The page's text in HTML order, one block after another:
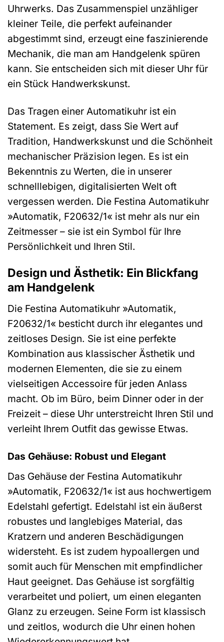
Uhrwerks. Das Zusammenspiel unzähliger
kleiner Teile, die perfekt aufeinander
abgestimmt sind, erzeugt eine faszinierende
Mechanik, die man am Handgelenk spüren
kann. Sie entscheiden sich mit dieser Uhr für
ein Stück Handwerkskunst.
Das Tragen einer Automatikuhr ist ein
Statement. Es zeigt, dass Sie Wert auf
Tradition, Handwerkskunst und die Schönheit
mechanischer Präzision legen. Es ist ein
Bekenntnis zu Werten, die in unserer
schnelllebigen, digitalisierten Welt oft
vergessen werden. Die Festina Automatikuhr
»Automatik, F20632/1« ist mehr als nur ein
Zeitmesser – sie ist ein Symbol für Ihre
Persönlichkeit und Ihren Stil.
Design und Ästhetik: Ein Blickfang
am Handgelenk
Die Festina Automatikuhr »Automatik,
F20632/1« besticht durch ihr elegantes und
zeitloses Design. Sie ist eine perfekte
Kombination aus klassischer Ästhetik und
modernen Elementen, die sie zu einem
vielseitigen Accessoire für jeden Anlass
macht. Ob im Büro, beim Dinner oder in der
Freizeit – diese Uhr unterstreicht Ihren Stil und
verleiht Ihrem Outfit das gewisse Etwas.
Das Gehäuse: Robust und Elegant
Das Gehäuse der Festina Automatikuhr
»Automatik, F20632/1« ist aus hochwertigem
Edelstahl gefertigt. Edelstahl ist ein äußerst
robustes und langlebiges Material, das
Kratzern und anderen Beschädigungen
widersteht. Es ist zudem hypoallergen und
somit auch für Menschen mit empfindlicher
Haut geeignet. Das Gehäuse ist sorgfältig
verarbeitet und poliert, um einen eleganten
Glanz zu erzeugen. Seine Form ist klassisch
und zeitlos, wodurch die Uhr einen hohen